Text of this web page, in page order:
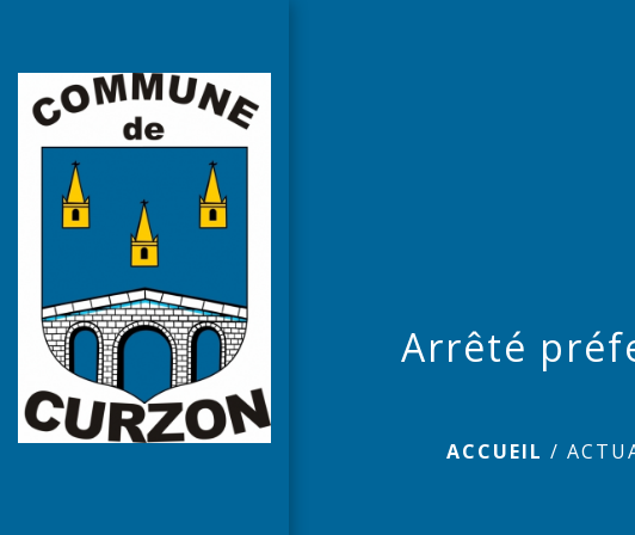
Arrêté
ACCUEIL /